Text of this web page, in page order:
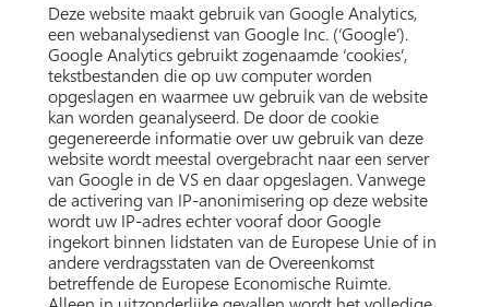
Deze website maakt gebruik van Google Analytics,
een webanalysedienst van Google Inc. (‘Google’).
Google Analytics gebruikt zogenaamde ‘cookies’,
tekstbestanden die op uw computer worden
opgeslagen en waarmee uw gebruik van de website
kan worden geanalyseerd. De door de cookie
gegenereerde informatie over uw gebruik van deze
website wordt meestal overgebracht naar een server
van Google in de VS en daar opgeslagen. Vanwege
de activering van IP-anonimisering op deze website
wordt uw IP-adres echter vooraf door Google
ingekort binnen lidstaten van de Europese Unie of in
andere verdragsstaten van de Overeenkomst
betreffende de Europese Economische Ruimte.